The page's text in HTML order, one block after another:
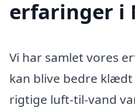
erfaringer i
Vi har samlet vores
kan blive bedre
rigtige luft-til-vand